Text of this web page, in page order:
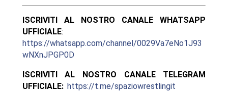
ISCRIVITI AL NOSTRO CANALE WHATSAPP
UFFICIALE:
https://whatsapp.com/channel/0029Va7eNo1J93
wNXnJPGP0D
ISCRIVITI AL NOSTRO CANALE TELEGRAM
UFFICIALE: https://t.me/spaziowrestlingit